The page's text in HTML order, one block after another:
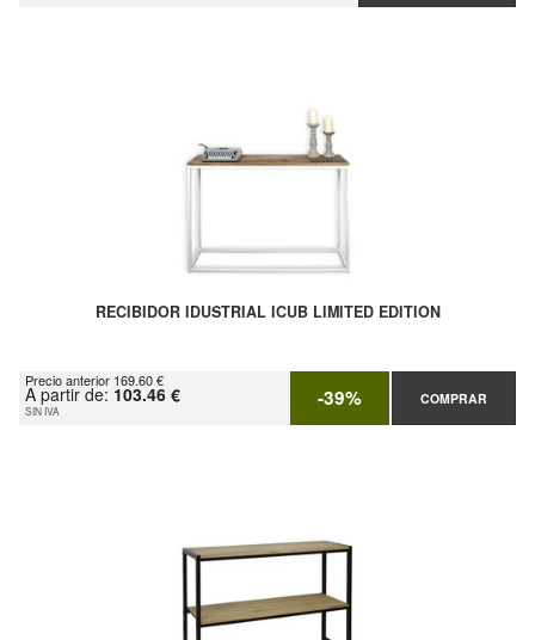
RECIBIDOR IDUSTRIAL ICUB LIMITED EDITION
Precio anterior 169.60 €
A partir de: 103.46 €
SIN IVA -39% COMPRAR